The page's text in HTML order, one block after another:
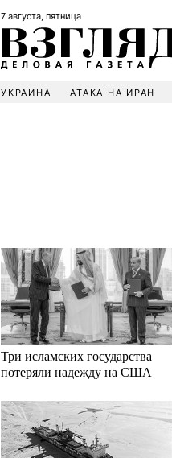
7 августа, пятница
УКРАИНА АТАКА НА ИРАН
Три исламских государства
потеряли надежду на США